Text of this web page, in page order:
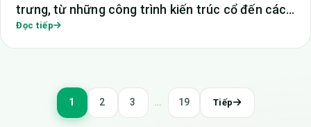
trưng, từ những công trình kiến trúc cổ đến các…
Đọc tiếp
1 2 3 … 19 Tiếp